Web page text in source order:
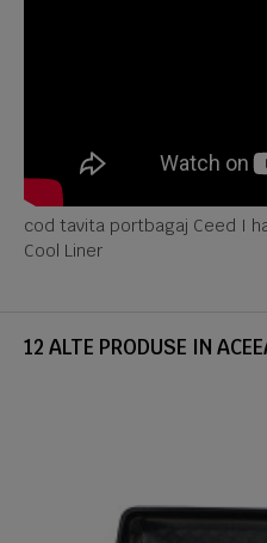
cod tavita portbagaj Ceed I
Cool Liner
12 ALTE PRODUSE IN